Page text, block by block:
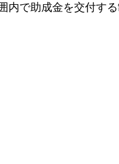
内で助成金を交付す